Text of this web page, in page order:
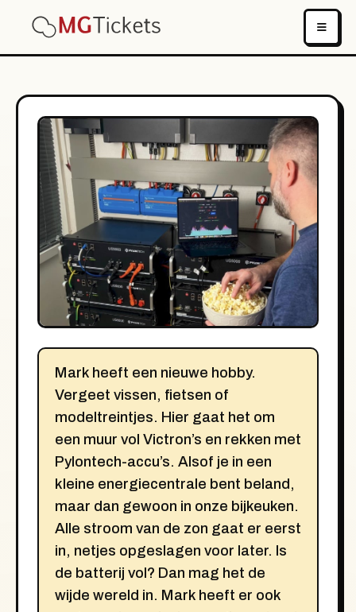
Mark heeft een nieuwe hobby.
Vergeet vissen, fietsen of
modeltreintjes. Hier gaat het om
een muur vol Victron’s en rekken met
Pylontech-accu’s. Alsof je in een
kleine energiecentrale bent beland,
maar dan gewoon in onze bijkeuken.
Alle stroom van de zon gaat er eerst
in, netjes opgeslagen voor later. Is
de batterij vol? Dan mag het de
wijde wereld in. Mark heeft er ook